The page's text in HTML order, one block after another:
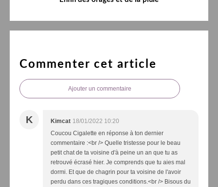
Commenter cet article
Ajouter un commentaire
K Kimcat 18/01/2022 10:20
Coucou Cigalette en réponse à ton dernier
commentaire :<br /> Quelle tristesse pour le beau
petit chat de ta voisine d'à peine un an que tu as
retrouvé écrasé hier. Je comprends que tu aies mal
dormi. Et que de chagrin pour ta voisine de l'avoir
perdu dans ces tragiques conditions.<br /> Bisous du